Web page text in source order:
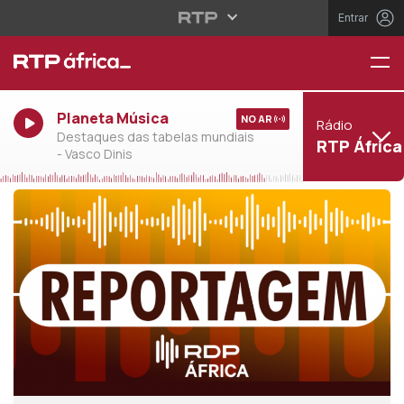
Entrar
Planeta Música
Destaques das tabelas mundiais
- Vasco Dinis
NO AR Rádio
RTP África